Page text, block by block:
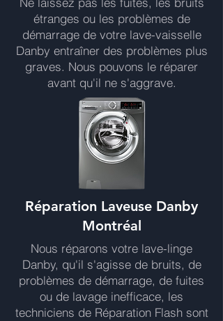
étranges ou les problèmes de
démarrage de votre lave-vaisselle
Danby entraîner des problèmes plus
graves. Nous pouvons le réparer
avant qu'il ne s'aggrave.
Réparation Laveuse Danby
Montréal
Nous réparons votre lave-linge
Danby, qu'il s'agisse de bruits, de
problèmes de démarrage, de fuites
ou de lavage inefficace, les
techniciens de Réparation Flash sont